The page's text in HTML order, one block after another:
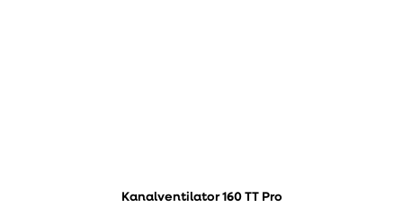
Kanalventilator 160 TT Pro